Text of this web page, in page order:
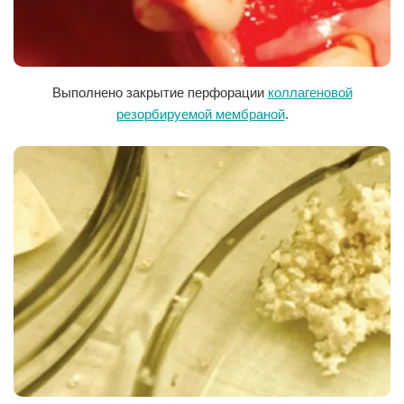
Материалы и методы. Исследование выполнено на базе кафедры
челюстно-лицевой хирургии Пензенского государственного
университета. Проведено обследование и лечение 11 пациентов с
недостаточным объемом альвеолярного отростка в области
премоляров и моляров верхней челюсти в возрасте от 35 до 52
одномоментной дентальной имплантацией. Мужчин было 7 (63,6%)
человек, женщин — 4 (36,3%). Операцию выполняли по
традиционной методике Tatum. В качестве остеопластической
основы использовали изделие российского производства —
депротеинизированную ксенопластическую крошку BioOst.
Дефекты зубного ряда восстанавливали посредством установки
дентальных имплантов системы Osstem с последующим
протезированием. Контроль эффективности лечения проводили с
использованием метода конусно-лучевой компьютерной
томографии (КЛКТ), выполненной на аппарате Planmeca Pro Max
3D до операции и в динамике через 6 месяцев. После обработки
изображения посредством инструмента наращивания областей в
Выполнено закрытие перфорации коллагеновой
резорбируемой мембраной.